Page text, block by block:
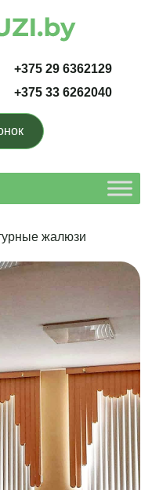
+375 29 6362129
+375 33 6262040
жалюзи